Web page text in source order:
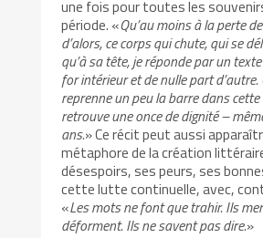
une fois pour toutes les
période. «Qu’au moins à la perte
d’alors, ce corps qui chute, qui se
qu’à sa tête, je réponde par un
for intérieur et de nulle part d’autre.
reprenne un peu la barre dans
retrouve une once de dignité –
ans.» Ce récit peut aussi
métaphore de la création
désespoirs, ses peurs, ses
cette lutte continuelle, avec,
«Les mots ne font que trahir. Ils
déforment. Ils ne savent pas dire.»